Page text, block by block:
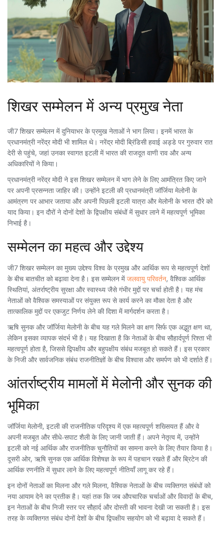
शिखर सम्मेलन में अन्य प्रमुख नेता
जी7 शिखर सम्मेलन में दुनियाभर के प्रमुख नेताओं ने भाग लिया। इनमें भारत के
प्रधानमंत्री नरेंद्र मोदी भी शामिल थे। नरेंद्र मोदी ब्रिंडिसी हवाई अड्डे पर गुरुवार रात
देरी से पहुंचे, जहां उनका स्वागत इटली में भारत की राजदूत वाणी राव और अन्य
अधिकारियों ने किया।
प्रधानमंत्री नरेंद्र मोदी ने इस शिखर सम्मेलन में भाग लेने के लिए आमंत्रित किए जाने
पर अपनी प्रसन्नता जाहिर की। उन्होंने इटली की प्रधानमंत्री जॉर्जिया मेलोनी के
आमंत्रण पर आभार जताया और अपनी पिछली इटली यात्रा और मेलोनी के भारत दौरे को
याद किया। इन दौरों ने दोनों देशों के द्विपक्षीय संबंधों में सुधार लाने में महत्वपूर्ण भूमिका
निभाई है।
सम्मेलन का महत्व और उद्देश्य
जी7 शिखर सम्मेलन का मुख्य उद्देश्य विश्व के प्रमुख और आर्थिक रूप से महत्वपूर्ण देशों
के बीच बातचीत को बढ़ावा देना है। इस सम्मेलन मेंजलवायु परिवर्तन, वैश्विक आर्थिक
स्थितियां, अंतर्राष्ट्रीय सुरक्षा और स्वास्थ्य जैसे गंभीर मुद्दों पर चर्चा होती है। यह मंच
नेताओं को वैश्विक समस्याओं पर संयुक्त रूप से कार्य करने का मौका देता है और
तात्कालिक मुद्दों पर एकजुट निर्णय लेने की दिशा में मार्गदर्शन करता है।
ऋषि सुनक और जॉर्जिया मेलोनी के बीच यह गले मिलने का क्षण सिर्फ एक अद्भुत क्षण था,
लेकिन इसका व्यापक संदर्भ भी है। यह दिखाता है कि नेताओं के बीच सौहार्दपूर्ण रिश्ता भी
महत्वपूर्ण होता है, जिससे द्विपक्षीय और बहुपक्षीय संबंध मजबूत हो सकते हैं। इस प्रकार
के निजी और सार्वजनिक संबंध राजनीतिज्ञों के बीच विश्वास और समर्पण को भी दर्शाते हैं।
आंतर्राष्ट्रीय मामलों में मेलोनी और सुनक की
भूमिका
जॉर्जिया मेलोनी, इटली की राजनीतिक परिदृश्य में एक महत्वपूर्ण शख्सियत हैं और वे
अपनी मजबूत और सीधे-सपाट शैली के लिए जानी जाती हैं। अपने नेतृत्व में, उन्होंने
इटली को नई आर्थिक और राजनीतिक चुनौतियों का सामना करने के लिए तैयार किया है।
दूसरी ओर, ऋषि सुनक एक आर्थिक विशेषज्ञ के रूप में पहचान रखते हैं और ब्रिटेन की
आर्थिक रणनीति में सुधार लाने के लिए महत्वपूर्ण नीतियाँ लागू कर रहे हैं।
इन दोनों नेताओं का मिलना और गले मिलना, वैश्विक नेताओं के बीच व्यक्तिगत संबंधों को
नया आयाम देने का प्रतीक है। यहां तक कि जब औपचारिक चर्चाओं और विवादों के बीच,
इन नेताओं के बीच निजी स्तर पर सौहार्द और दोस्ती की भावना देखी जा सकती है। इस
तरह के व्यक्तिगत संबंध दोनों देशों के बीच द्विपक्षीय सहयोग को भी बढ़ावा दे सकते हैं।